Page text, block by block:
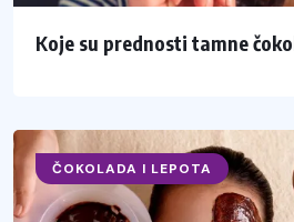
Koje su prednosti tamne
ČOKOLADA I LEPOTA